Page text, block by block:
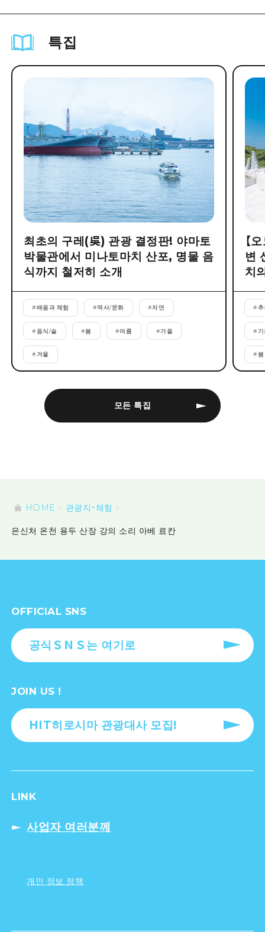
특집
모든 특집
최초의 구레(吳) 관광 결정판! 야마토
박물관에서 미나토마치 산포, 명물 음
식까지 철저히 소개
#배움과 체험 #역사/문화 #자연
#음식/술 #봄 #여름 #가을
# 겨울
【
변
치
#
#
#봄
HOME 관광지・체험
은신처 온천 용두 산장 강의 소리 아베 료칸
OFFICIAL SNS
공식ＳＮＳ는 여기로
JOIN US !
HIT히로시마 관광대사 모집!
LINK
사업자 여러분께
개인 정보 정책